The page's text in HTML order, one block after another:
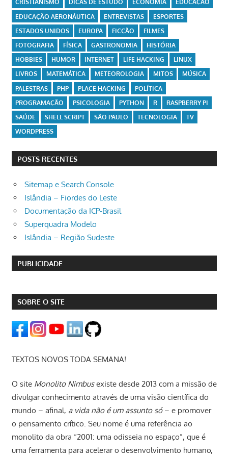
CRISTIANISMO
DICAS DE ESTUDO ECONOMIA
EDUCAÇÃO
EDUCAÇÃO AERONÁUTICA
ENTREVISTAS
ESPORTES
ESTADOS UNIDOS
EUROPA FICÇÃO
FILMES
FOTOGRAFIA
FÍSICA GASTRONOMIA
HISTÓRIA
HOBBIES
HUMOR INTERNET LIFE HACKING
LINUX
LIVROS
MATEMÁTICA METEOROLOGIA MITOS
MÚSICA
PALESTRAS
PHP PLACE HACKING
POLÍTICA
PROGRAMAÇÃO
PSICOLOGIA PYTHON R
RASPBERRY PI
SAÚDE
SHELL SCRIPT SÃO PAULO TECNOLOGIA
TV
WORDPRESS
POSTS RECENTES
Sitemap e Search Console
Islândia – Fiordes do Leste
Documentação da ICP-Brasil
Superquadra Modelo
Islândia – Região Sudeste
PUBLICIDADE
SOBRE O SITE
TEXTOS NOVOS TODA SEMANA!
O site Monolito Nimbusexiste desde 2013 com a missão de
divulgar conhecimento através de uma visão científica do
mundo – afinal, a vida não é um assunto só– e promover
o pensamento crítico. Seu nome é uma referência ao
monolito da obra “2001: uma odisseia no espaço”, que é
uma ferramenta para acelerar o desenvolvimento humano,